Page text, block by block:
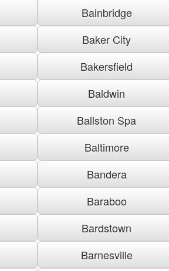
Bainbridge
Baker City
Bakersfield
Baldwin
Ballston Spa
Baltimore
Bandera
Baraboo
Bardstown
Barnesville